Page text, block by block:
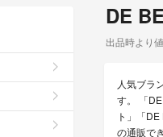
DE
出品時より
人気ブラ
す。 「
ト」「
の通販で